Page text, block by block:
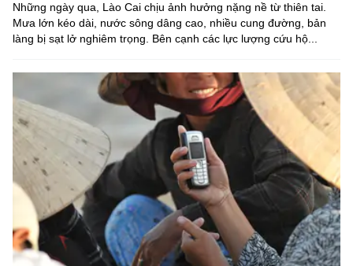
Những ngày qua, Lào Cai chịu ảnh hưởng nặng nề từ thiên tai.
Mưa lớn kéo dài, nước sông dâng cao, nhiều cung đường, bản
làng bị sạt lở nghiêm trọng. Bên cạnh các lực lượng cứu hộ...